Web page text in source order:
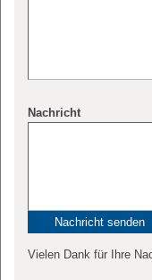
Nachricht
Vielen Dank für Ihre